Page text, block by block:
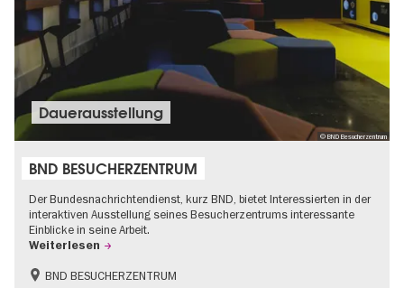
© BND Besucherzentrum
Dauer­aus­stel­lung
BND BESUCHERZENTRUM
Der Bundesnachrichtendienst, kurz BND, bietet Interessierten in der
interaktiven Ausstellung seines Besucherzentrums interessante
Einblicke in seine Arbeit.
Weiterlesen
Geschichte
BND BESUCHERZENTRUM